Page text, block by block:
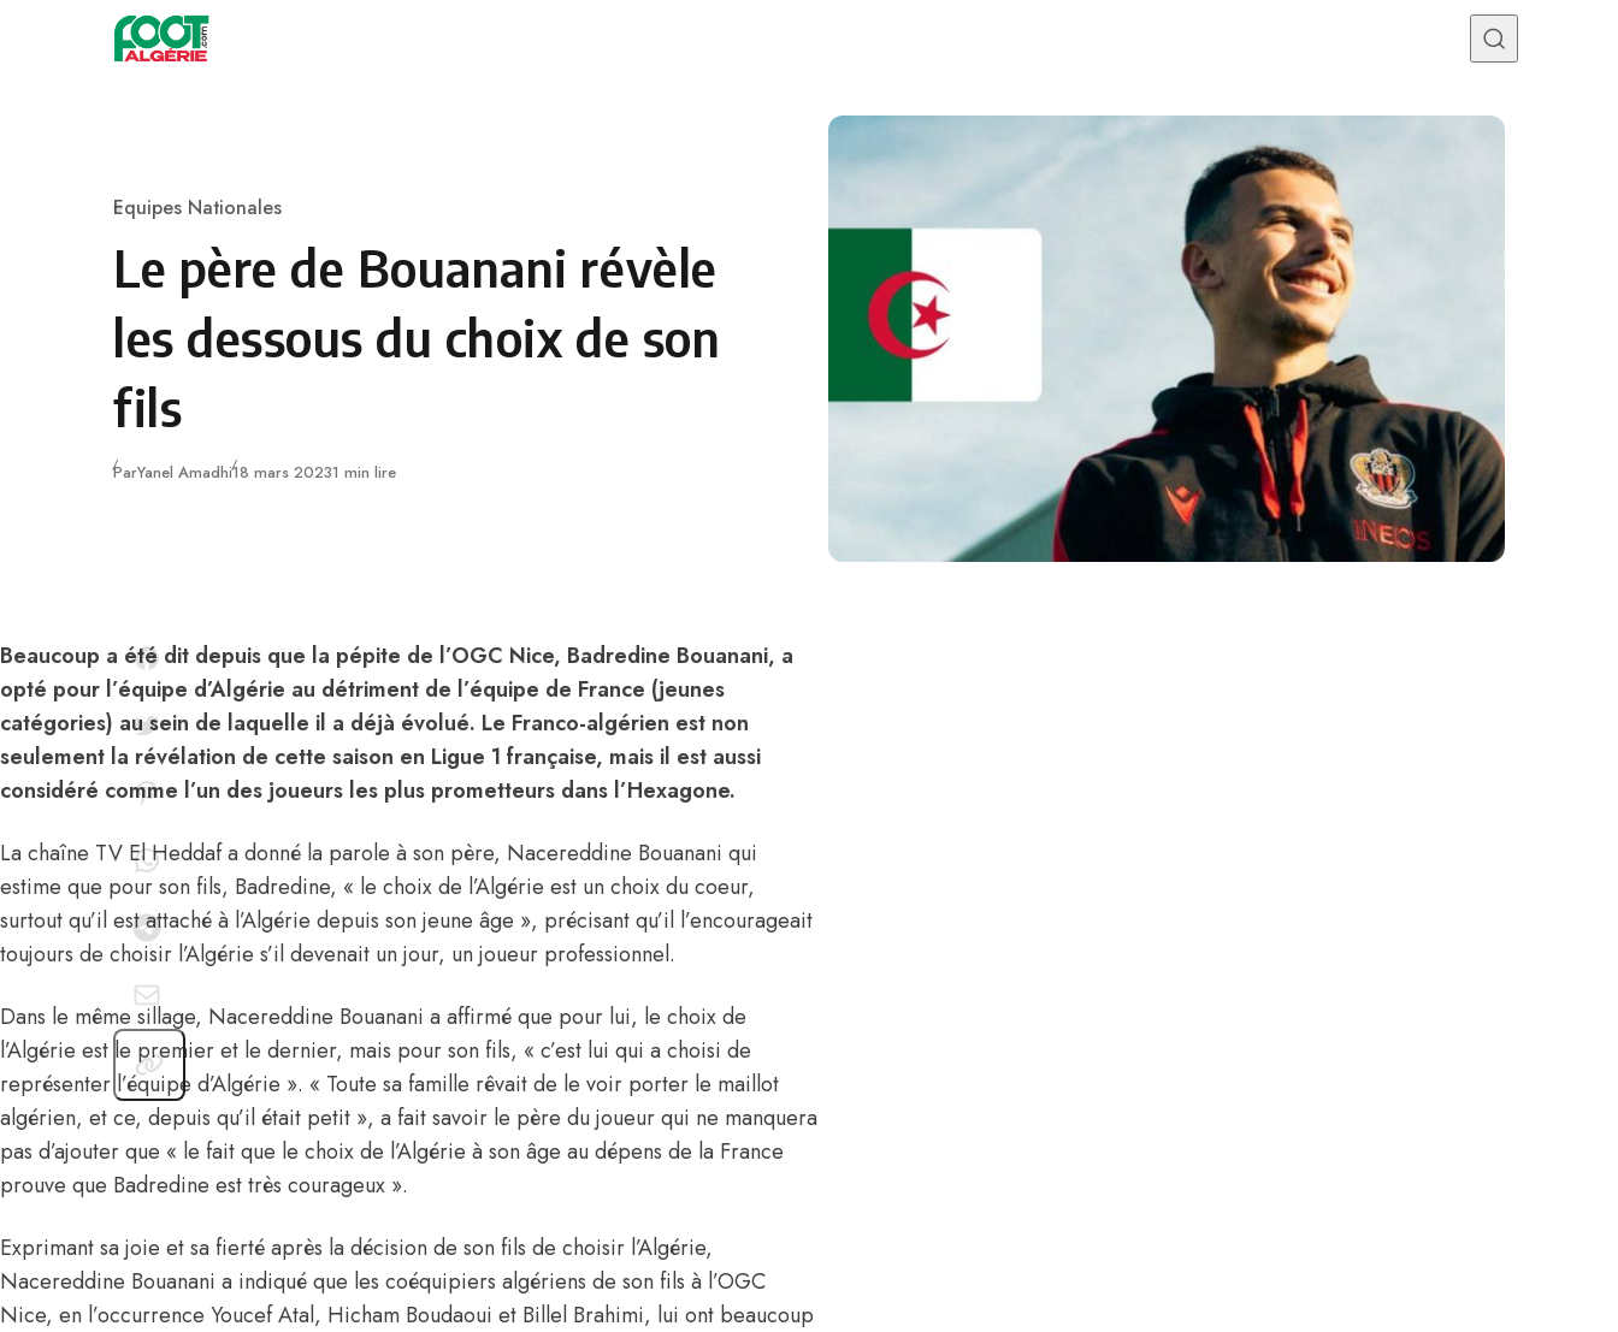
Skip to content
Category
Equipes Nationales
Le père de Bouanani révèle
les dessous du choix de son
fils
ParYanel AmadhiPublié
18 mars 20231 min lire
Beaucoup a été dit depuis que la pépite de l’OGC Nice, Badredine Bouanani, a
opté pour l’équipe d’Algérie au détriment de l’équipe de France (jeunes
catégories) au sein de laquelle il a déjà évolué. Le Franco-algérien est non
seulement la révélation de cette saison en Ligue 1 française, mais il est aussi
considéré comme l’un des joueurs les plus prometteurs dans l’Hexagone.
La chaîne TV El Heddaf a donné la parole à son père, Nacereddine Bouanani qui
estime que pour son fils, Badredine, « le choix de l’Algérie est un choix du coeur,
surtout qu’il est attaché à l’Algérie depuis son jeune âge », précisant qu’il l’encourageait
toujours de choisir l’Algérie s’il devenait un jour, un joueur professionnel.
Dans le même sillage, Nacereddine Bouanani a affirmé que pour lui, le choix de
l’Algérie est le premier et le dernier, mais pour son fils, « c’est lui qui a choisi de
représenter l’équipe d’Algérie ». « Toute sa famille rêvait de le voir porter le maillot
algérien, et ce, depuis qu’il était petit », a fait savoir le père du joueur qui ne manquera
pas d’ajouter que « le fait que le choix de l’Algérie à son âge au dépens de la France
prouve que Badredine est très courageux ».
Exprimant sa joie et sa fierté après la décision de son fils de choisir l’Algérie,
Nacereddine Bouanani a indiqué que les coéquipiers algériens de son fils à l’OGC
Nice, en l’occurrence Youcef Atal, Hicham Boudaoui et Billel Brahimi, lui ont beaucoup